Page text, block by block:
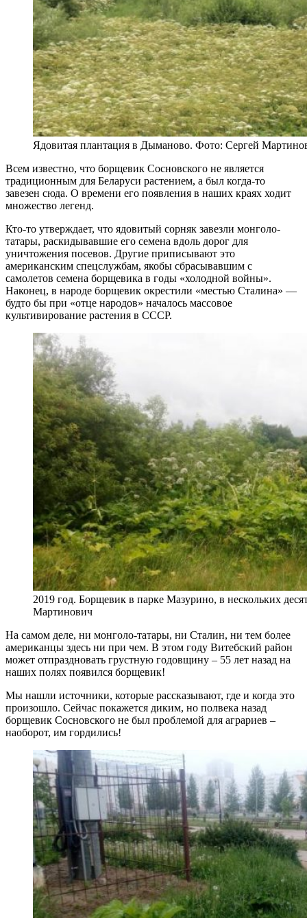
Ядовитая плантация в Дыманово. Фото: Сергей
Всем известно, что борщевик Сосновского не является
традиционным для Беларуси растением, а был когда-то
завезен сюда. О времени его появления в наших краях ходит
множество легенд.
Кто-то утверждает, что ядовитый сорняк завезли монголо-
татары, раскидывавшие его семена вдоль дорог для
уничтожения посевов. Другие приписывают это
американским спецслужбам, якобы сбрасывавшим с
самолетов семена борщевика в годы «холодной войны».
Наконец, в народе борщевик окрестили «местью Сталина» —
будто бы при «отце народов» началось массовое
культивирование растения в СССР.
2019 год. Борщевик в парке Мазурино, в нескольких
Мартинович
На самом деле, ни монголо-татары, ни Сталин, ни тем более
американцы здесь ни при чем. В этом году Витебский район
может отпраздновать грустную годовщину – 55 лет назад на
наших полях появился борщевик!
Мы нашли источники, которые рассказывают, где и когда это
произошло. Сейчас покажется диким, но полвека назад
борщевик Сосновского не был проблемой для аграриев –
наоборот, им гордились!